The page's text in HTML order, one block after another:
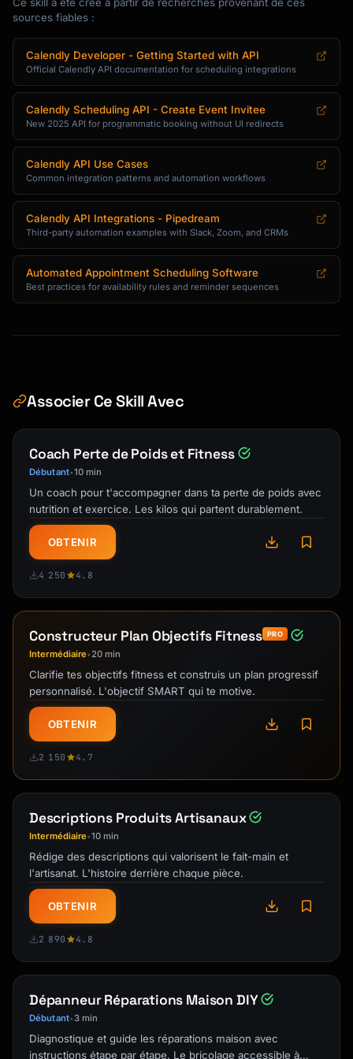
      "id": "consultation",
      "description": "In-depth strategy
session",
      "location": "Google Meet",
      "questions": [
        {"type": "text", "label": "Company
name", "required": true},
        {"type": "textarea", "label":
"Describe your project", "required": true},
        {"type": "select", "label": "Budget
range", "options": ["<$5k", "$5-10k", "$10-
25k", "$25k+"]}
      ]
    }
## Reminder Sequences
### Email Reminder Workflow
```yaml
  - trigger: "booking_confirmed"
    delay: 0
    template: confirmation
    delay: -24h
    template: reminder_24h
  - trigger: "before_event"
    delay: -1h
    channel: sms
    template: reminder_1h
  - trigger: "after_event"
    channel: email
    template: followup
```
### Email Templates
**Confirmation Email:**
```
Your appointment is confirmed!
📅 {{event_name}}
sources fiables :
Calendly Developer - Getting Started with API
Official Calendly API documentation for scheduling integrations
Calendly Scheduling API - Create Event Invitee
New 2025 API for programmatic booking without UI redirects
Calendly API Use Cases
Common integration patterns and automation workflows
Calendly API Integrations - Pipedream
Third-party automation examples with Slack, Zoom, and CRMs
Automated Appointment Scheduling Software
Best practices for availability rules and reminder sequences
Associer Ce Skill Avec
Coach Perte de Poids et Fitness
Débutant•10 min
Un coach pour t'accompagner dans ta perte de poids avec
nutrition et exercice. Les kilos qui partent durablement.
OBTENIR
4 250 4.8
Constructeur Plan Objectifs Fitness PRO
Intermédiaire• 20 min
Clarifie tes objectifs fitness et construis un plan progressif
personnalisé. L'objectif SMART qui te motive.
OBTENIR
2 150 4.7
Descriptions Produits Artisanaux
Intermédiaire•10 min
Rédige des descriptions qui valorisent le fait-main et
l'artisanat. L'histoire derrière chaque pièce.
OBTENIR
2 890 4.8
Dépanneur Réparations Maison DIY
Débutant•3 min
Diagnostique et guide les réparations maison avec
instructions étape par étape. Le bricolage accessible à